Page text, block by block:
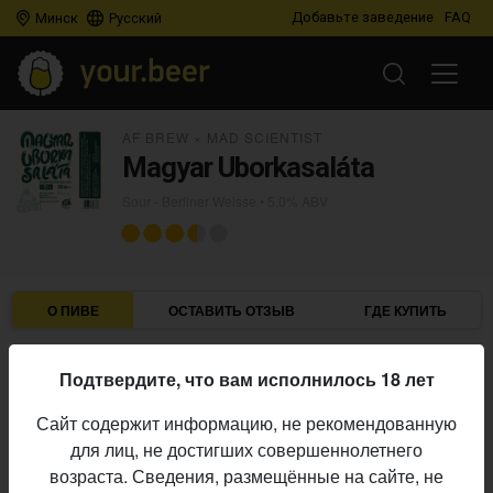
Минск Русский Добавьте заведение FAQ
Magyar Uborkasaláta
О ПИВЕ ОСТАВИТЬ ОТЗЫВ ГДЕ КУПИТЬ
Пивоварни:
Стиль:
Sour - Berliner Weisse
Алкоголь:
5,0%
Начало
Подтвердите, что вам исполнилось 18 лет
Сайт содержит информацию, не рекомендованную
для лиц, не достигших совершеннолетнего
возраста. Сведения, размещённые на сайте, не